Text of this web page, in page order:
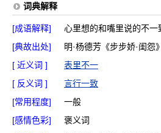
词典解释
[成语解释]
心里想的和嘴里说的不一
[典故出处]
明·杨德芳《步步娇·闺怨
[ 近义词 ]
表里不一
[ 反义词 ]
言行一致
[常用程度]
一般
[感情色彩]
褒义词